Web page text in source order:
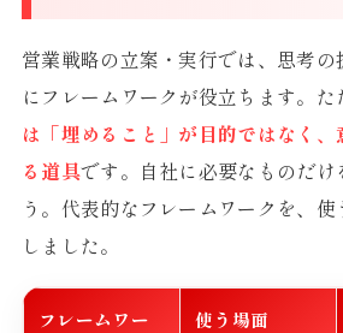
営業戦略の立案・実行では、思考の
にフレームワークが役立ちます。た
は「埋めること」が目的ではなく
る道具です。自社に必要なものだけ
う。代表的なフレームワークを、
しました。
フレームワー
使う場面